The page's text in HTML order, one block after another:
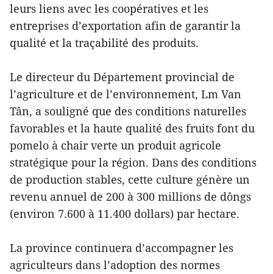
leurs liens avec les coopératives et les
entreprises d’exportation afin de garantir la
qualité et la traçabilité des produits.
Le directeur du Département provincial de
l’agriculture et de l’environnement, Lm Van
Tân, a souligné que des conditions naturelles
favorables et la haute qualité des fruits font du
pomelo à chair verte un produit agricole
stratégique pour la région. Dans des conditions
de production stables, cette culture génère un
revenu annuel de 200 à 300 millions de dôngs
(environ 7.600 à 11.400 dollars) par hectare.
La province continuera d’accompagner les
agriculteurs dans l’adoption des normes